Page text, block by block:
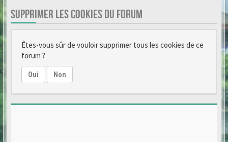
SUPPRIMER LES COOKIES DU FORUM
Êtes-vous sûr de vouloir supprimer tous les cookies de ce
forum ?
Oui Non